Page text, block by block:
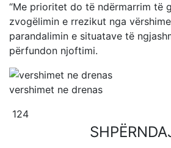
“Me prioritet do të ndërmarrim të
zvogëlimin e rrezikut nga
parandalimin e situatave të
përfundon njoftimi.
vershimet ne drenas
124